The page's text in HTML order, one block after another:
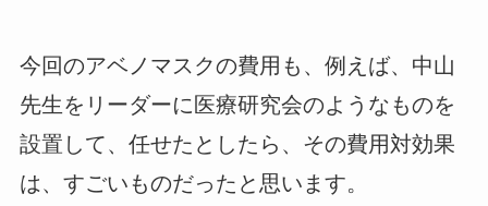
今回のアベノマスクの費用も、例えば、中山
先生をリーダーに医療研究会のようなものを
設置して、任せたとしたら、その費用対効果
は、すごいものだったと思います。